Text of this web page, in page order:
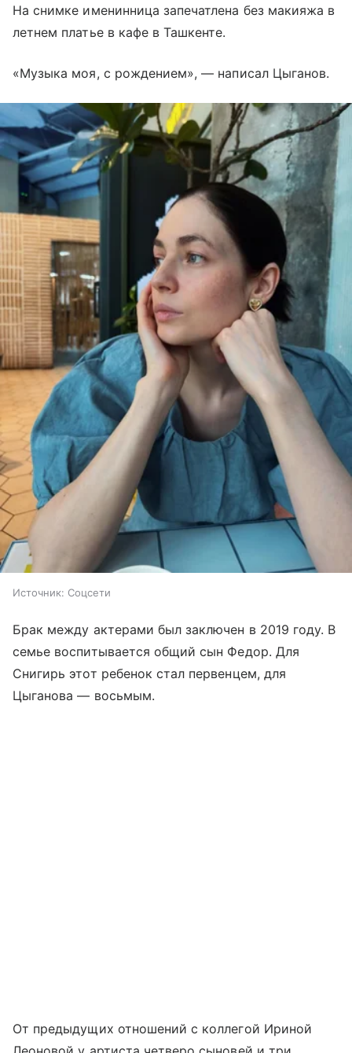
На снимке именинница запечатлена без макияжа в
летнем платье в кафе в Ташкенте.
«Музыка моя, с рождением», — написал Цыганов.
Источник: Соцсети
Брак между актерами был заключен в 2019 году. В
семье воспитывается общий сын Федор. Для
Снигирь этот ребенок стал первенцем, для
Цыганова — восьмым.
От предыдущих отношений с коллегой Ириной